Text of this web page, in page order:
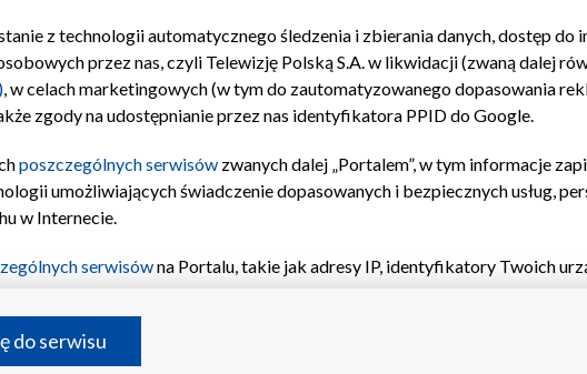
Moje zgody Pomoc Biuro reklamy Kontakt
z technologii automatycznego śledzenia i zbierania danych, dostęp do
przez nas, czyli Telewizję Polską S.A. w likwidacji (zwaną dalej
, w celach marketingowych (w tym do zautomatyzowanego dopasowania
zgody na udostępnianie przez nas identyfikatora PPID do Google.
poszczególnych serwisów zwanych dalej „Portalem”, w tym informacje
umożliwiających świadczenie dopasowanych i bezpiecznych usług,
w Internecie.
serwisówna Portalu, takie jak adresy IP, identyfikatory Twoich
informacji na urządzeniu lub dostęp do nich, wyboru podstawowych
treści, wyboru spersonalizowanych treści, pomiaru
do serwisu